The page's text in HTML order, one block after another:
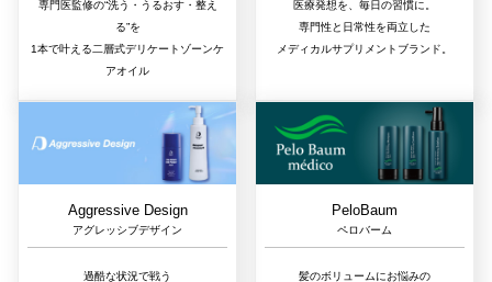
専門医監修の“洗う・うるおす・整え
る”を
1本で叶える二層式デリケートゾーンケ
アオイル
医療発想を、毎日の習慣に。
専門性と日常性を両立した
メディカルサプリメントブランド。
Aggressive Design
アグレッシブデザイン
過酷な状況で戦う
PeloBaum
ペロバーム
髪のボリュームにお悩みの